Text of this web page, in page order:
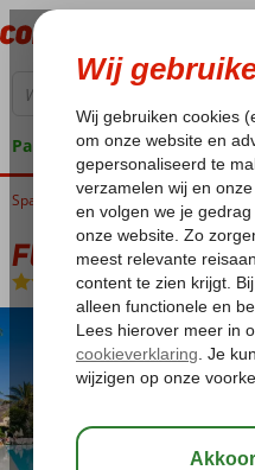
Pakketgarantie
Home Canarische Eilanden Gran Canaria
Fly & Go Cordial
Logies-Appartement